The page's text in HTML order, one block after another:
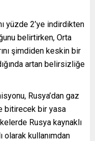
yüzde 2’ye indirdikten
belirtirken, Orta
şimdiden keskin bir
artan belirsizliğe
Rusya’dan gaz
bitirecek bir yasa
Rusya kaynaklı
olarak kullanımdan